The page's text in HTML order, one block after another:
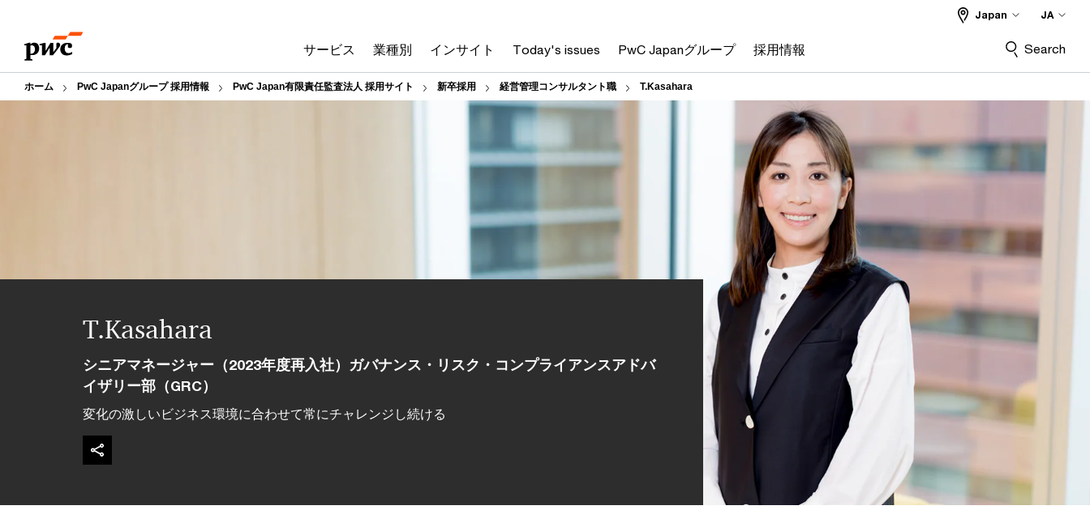
content
footer
サービス 業種別 インサイト Today's issues PwC Japanグループ 採用情報
Japan JA
Search
ホーム PwC Japanグループ 採用情報 PwC Japan有限責任監査法人 採用サイト 新卒採用 経営管理コンサルタント職 T.Kasahara
T.Kasahara
シニアマネージャー（2023年度再入社）ガバナンス・リスク・コンプライアンスアドバ
イザリー部（GRC）
変化の激しいビジネス環境に合わせて常にチャレンジし続ける